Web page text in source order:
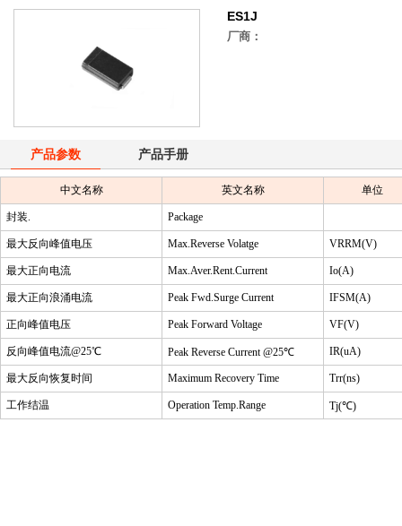
ES1J
厂商：
产品参数 产品手册
中文名称 英文名称 单位
封装. Package
最大反向峰值电压 Max.Reverse Volatge VRRM(V)
最大正向电流 Max.Aver.Rent.Current Io(A)
最大正向浪涌电流 Peak Fwd.Surge Current IFSM(A)
正向峰值电压 Peak Forward Voltage VF(V)
反向峰值电流@25℃ Peak Reverse Current @25℃ IR(uA)
最大反向恢复时间 Maximum Recovery Time Trr(ns)
工作结温 Operation Temp.Range Tj(℃)